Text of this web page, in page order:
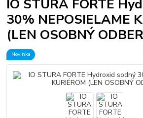
IO STURA FORTE
30% NEPOSIELAME
(LEN OSOBNÝ
Novinka